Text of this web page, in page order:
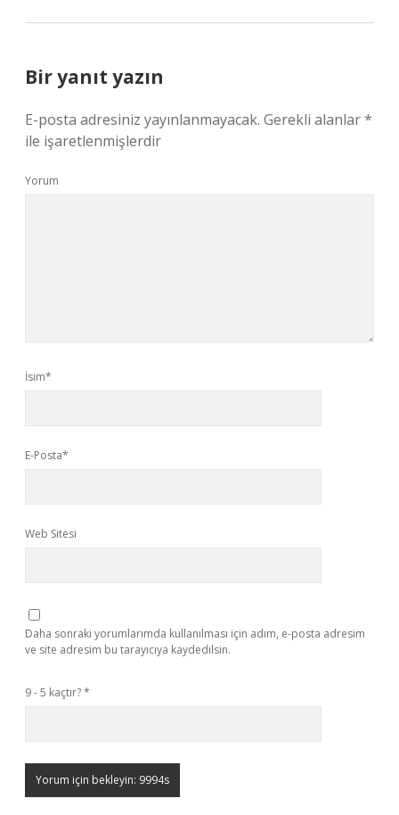
Bir yanıt yazın
E-posta adresiniz yayınlanmayacak. Gerekli alanlar*
ile işaretlenmişlerdir
Yorum
İsim*
E-Posta*
Web Sitesi
Daha sonraki yorumlarımda kullanılması için adım, e-posta adresim
ve site adresim bu tarayıcıya kaydedilsin.
9 - 5 kaçtır?*